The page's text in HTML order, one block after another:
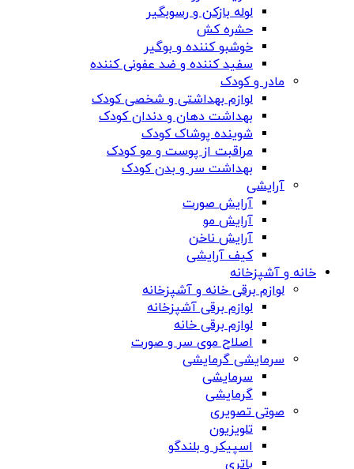
لوله بازکن و رسوبگیر
حشره کش
خوشبو کننده و بوگیر
سفید کننده و ضد عفونی کننده
مادر و کودک
لوازم بهداشتی و شخصی کودک
بهداشت دهان و دندان کودک
شوینده پوشاک کودک
مراقبت از پوست و مو کودک
بهداشت سر و بدن کودک
آرایشی
آرایش صورت
آرایش مو
آرایش ناخن
کیف آرایشی
خانه و آشپزخانه
لوازم برقی خانه و آشپزخانه
لوازم برقی آشپزخانه
لوازم برقی خانه
اصلاح موی سر و صورت
سرمایشی گرمایشی
سرمایشی
گرمایشی
صوتی تصویری
تلویزیون
اسپیکر و بلندگو
باتری